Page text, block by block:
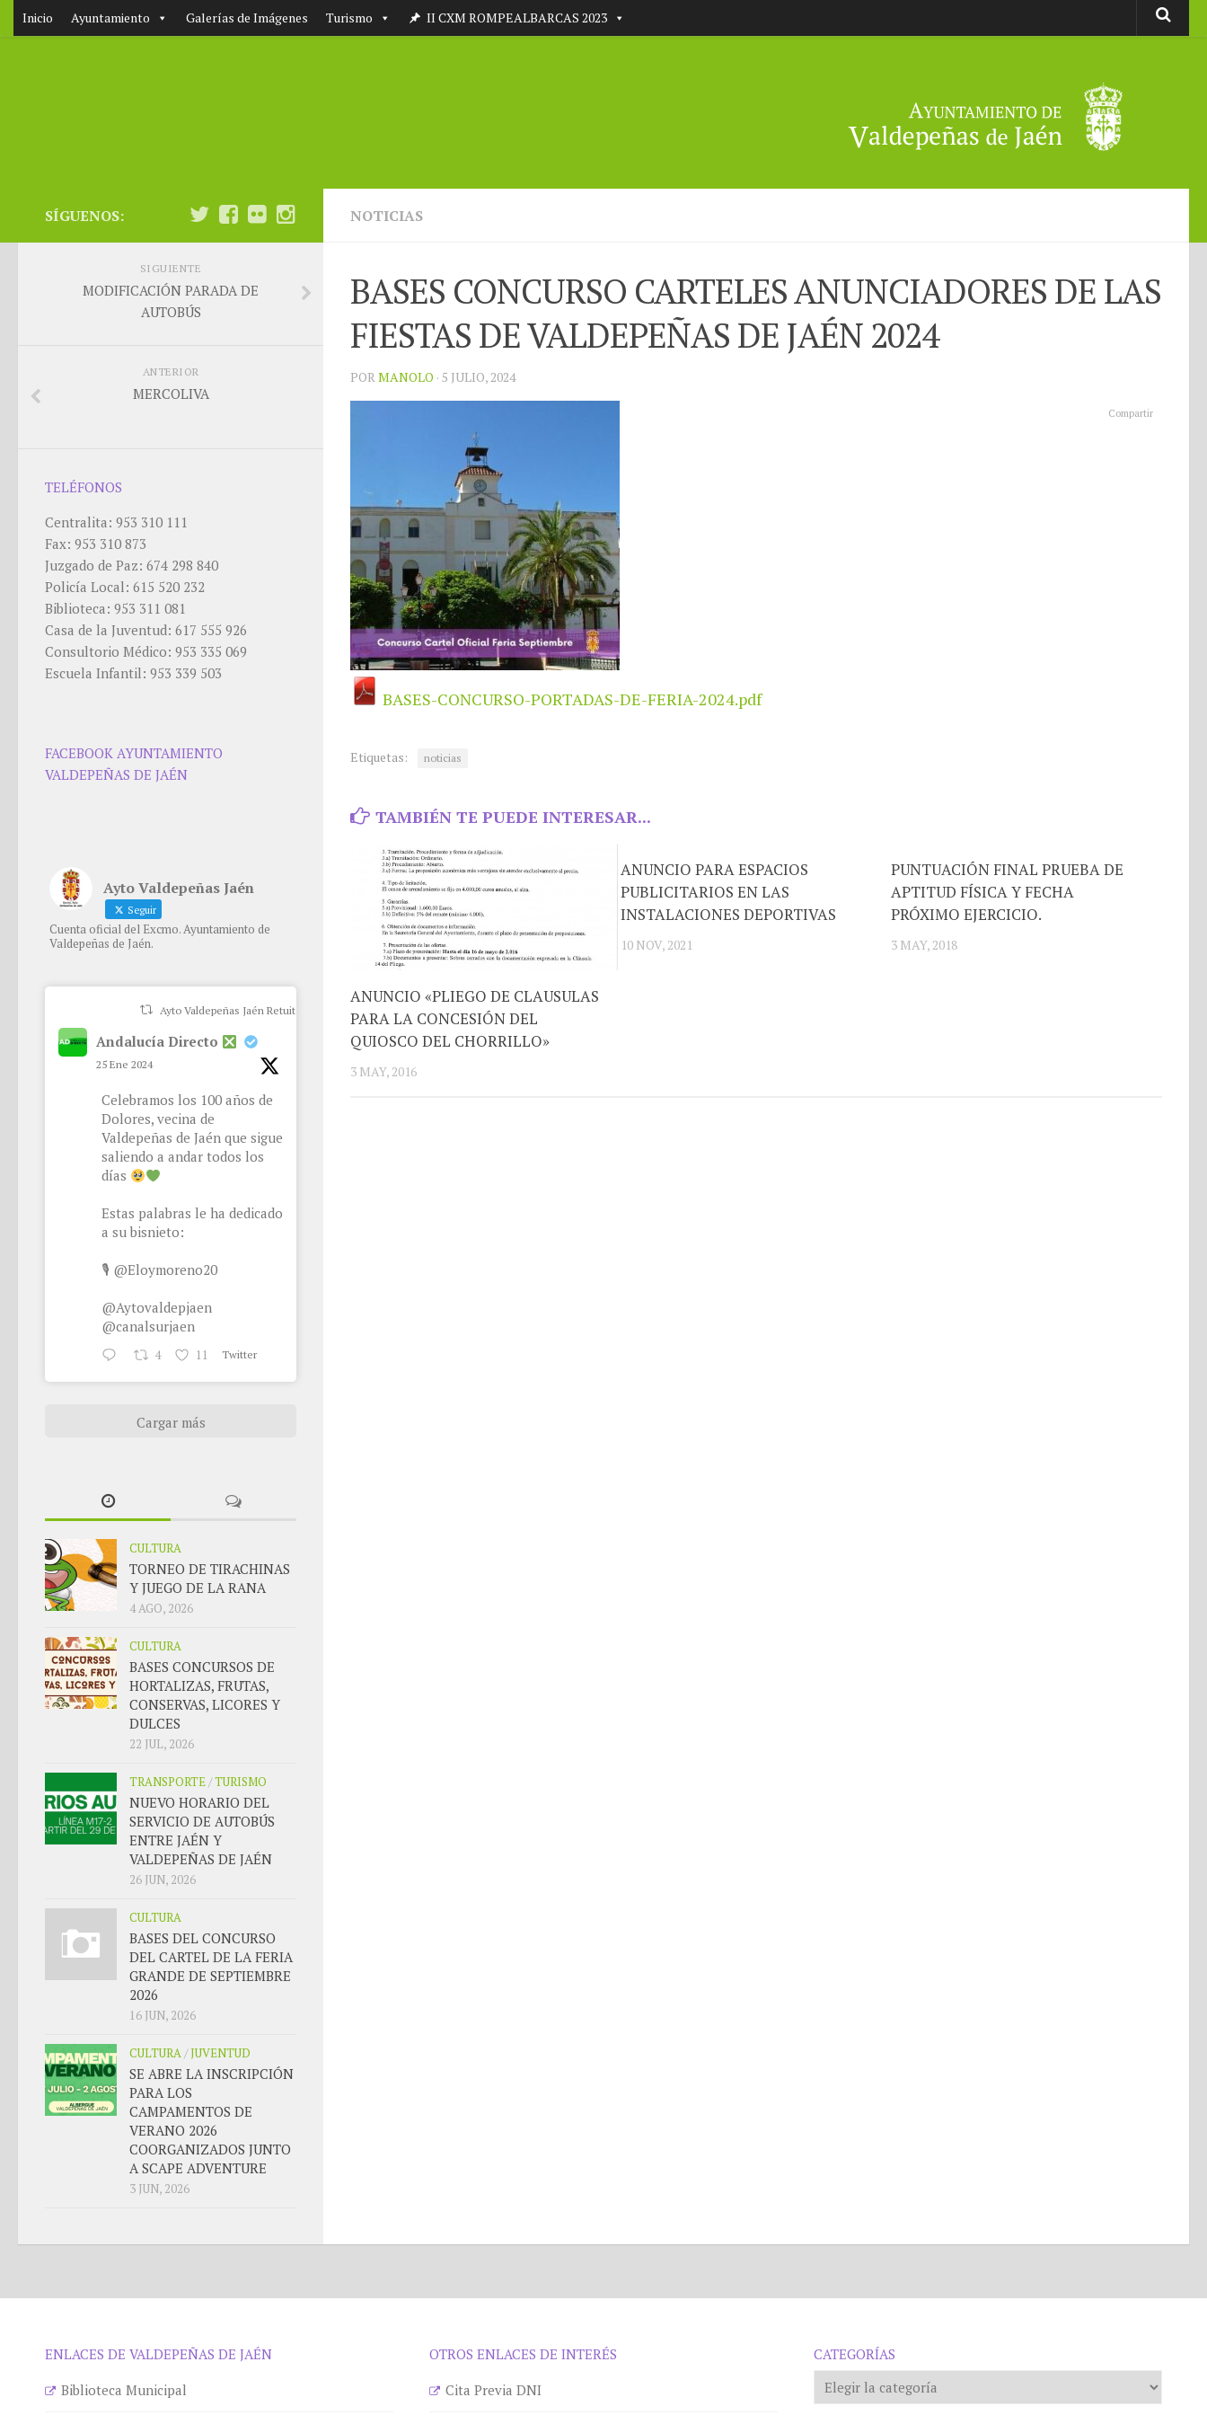
Inicio Ayuntamiento Galerías de Imágenes Turismo II CXM ROMPEALBARCAS 2023
NOTICIAS
BASES CONCURSO CARTELES ANUNCIADORES DE LAS
FIESTAS DE VALDEPEÑAS DE JAÉN 2024
POR MANOLO · 5 JULIO, 2024
BASES-CONCURSO-PORTADAS-DE-FERIA-2024.pdf
Compartir
Etiquetas: noticias
TAMBIÉN TE PUEDE INTERESAR...
ANUNCIO «PLIEGO DE CLAUSULAS
PARA LA CONCESIÓN DEL
QUIOSCO DEL CHORRILLO»
3 MAY, 2016
ANUNCIO PARA ESPACIOS
PUBLICITARIOS EN LAS
INSTALACIONES DEPORTIVAS
10 NOV, 2021
PUNTUACIÓN FINAL PRUEBA DE
APTITUD FÍSICA Y FECHA
PRÓXIMO EJERCICIO.
3 MAY, 2018
SÍGUENOS:
SIGUIENTE
MODIFICACIÓN PARADA DE
AUTOBÚS
ANTERIOR
MERCOLIVA
TELÉFONOS
Centralita: 953 310 111
Fax: 953 310 873
Juzgado de Paz: 674 298 840
Policía Local: 615 520 232
Biblioteca: 953 311 081
Casa de la Juventud: 617 555 926
Consultorio Médico: 953 335 069
Escuela Infantil: 953 339 503
FACEBOOK AYUNTAMIENTO
VALDEPEÑAS DE JAÉN
Ayto Valdepeñas Jaén
Seguir
Cuenta oficial del Excmo. Ayuntamiento de
Valdepeñas de Jaén.
Ayto Valdepeñas Jaén Retuiteado
Andalucía Directo
25 Ene 2024
Celebramos los 100 años de
Dolores, vecina de
Valdepeñas de Jaén que sigue
saliendo a andar todos los
días
Estas palabras le ha dedicado
a su bisnieto:
🎙 @Eloymoreno20
@Aytovaldepjaen
@canalsurjaen
4 11 Twitter
Cargar más
CULTURA
TORNEO DE TIRACHINAS
Y JUEGO DE LA RANA
4 AGO, 2026
CULTURA
BASES CONCURSOS DE
HORTALIZAS, FRUTAS,
CONSERVAS, LICORES Y
DULCES
22 JUL, 2026
TRANSPORTE/TURISMO
NUEVO HORARIO DEL
SERVICIO DE AUTOBÚS
ENTRE JAÉN Y
VALDEPEÑAS DE JAÉN
26 JUN, 2026
CULTURA
BASES DEL CONCURSO
DEL CARTEL DE LA FERIA
GRANDE DE SEPTIEMBRE
2026
16 JUN, 2026
CULTURA/JUVENTUD
SE ABRE LA INSCRIPCIÓN
PARA LOS
CAMPAMENTOS DE
VERANO 2026
COORGANIZADOS JUNTO
A SCAPE ADVENTURE
3 JUN, 2026
ENLACES DE VALDEPEÑAS DE JAÉN
Biblioteca Municipal
OTROS ENLACES DE INTERÉS
Cita Previa DNI
CATEGORÍAS
Categorías